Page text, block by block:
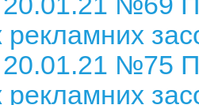
20.01.21 №75